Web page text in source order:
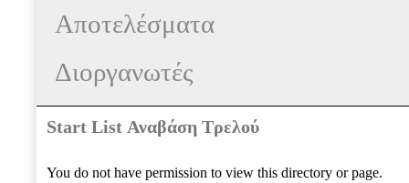
Αποτελέσματα
Διοργανωτές
Start List Αναβάση Τρελού